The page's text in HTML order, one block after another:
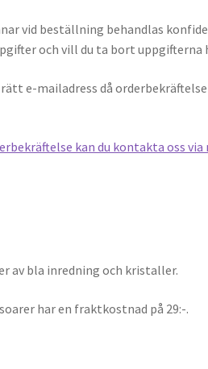
vid beställning behandlas
och vill du ta bort uppgifterna
e-mailadress då
kan du kontakta oss via
av bla inredning och kristaller.
har en fraktkostnad på 29:-.